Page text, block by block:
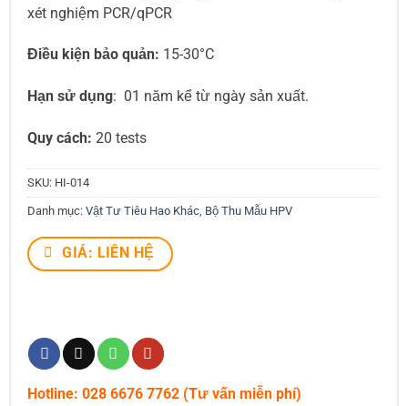
xét nghiệm PCR/qPCR
Điều kiện bảo quản: 15-30°C
Hạn sử dụng: 01 năm kể từ ngày sản xuất.
Quy cách: 20 tests
SKU: HI-014
Danh mục: Vật Tư Tiêu Hao Khác, Bộ Thu Mẫu HPV
GIÁ: LIÊN HỆ
Hotline: 028 6676 7762 (Tư vấn miễn phí)